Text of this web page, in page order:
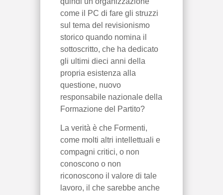
come il PC di fare gli struzzi
sul tema del revisionismo
storico quando nomina il
sottoscritto, che ha dedicato
gli ultimi dieci anni della
propria esistenza alla
questione, nuovo
responsabile nazionale della
Formazione del Partito?
La verità è che Formenti,
come molti altri intellettuali e
compagni critici, o non
conoscono o non
riconoscono il valore di tale
lavoro, il che sarebbe anche